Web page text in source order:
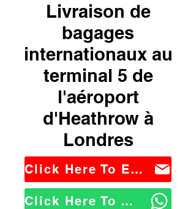
Livraison de
bagages
internationaux au
terminal 5 de
l'aéroport
d'Heathrow à
Londres
Click Here To Email Us
Click Here To WhatsApp Us